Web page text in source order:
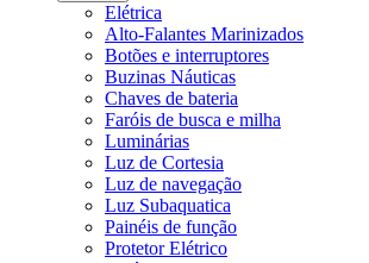
Elétrica
Alto-Falantes Marinizados
Botões e interruptores
Buzinas Náuticas
Chaves de bateria
Faróis de busca e milha
Luminárias
Luz de Cortesia
Luz de navegação
Luz Subaquatica
Painéis de função
Protetor Elétrico